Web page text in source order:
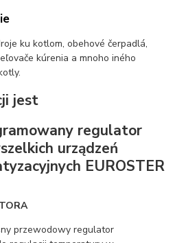
ku kotlom, obehové čerpadlá,
kúrenia a mnoho iného
jest
regulator
urządzeń
EUROSTER
przewodowy regulator